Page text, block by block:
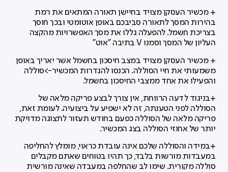
+ מכשיר העסקן מצויד בחיישן תאורה המתאים את רמת
בהירות המסך לתאורה סביבכם באופן אוטומטי ובכך חוסך
בצריכת חשמל. להפעלה גללו את מסך האפשרויות מהקצה
העליון של המסך וסמנו V בתיבה "אוט"
+ מכשיר העסקן מצויד במצב חיסכון בחשמל אשר יאריך באופן
משמעותי את חיי הסוללה. הכנסו להגדרות המכשיר->סוללה
והפעילו את אחד ממצבי החיסכון בחשמל.
+בניגוד לדעה הרווחת, אין צורך לבצע פריקה מלאה של
הסוללה לפני הטענתה, זה לא ישפיע על ביצועיה. לעומת זאת,
פריקה מלאה של הסוללה כפעם בחודש תעזור לתצוגה מדויקת
יותר של אחוזי הסוללה בצג המכשיר.
+במידה והסוללה שלכם אינה עובדת כראוי, מומלץ להחליפה
במעבדות מורשות בלבד, כך תהיו בטוחים שאתם מקבלים
סוללה מקורית. שימו לב שהחלפה במעבדה שאינה מורשית